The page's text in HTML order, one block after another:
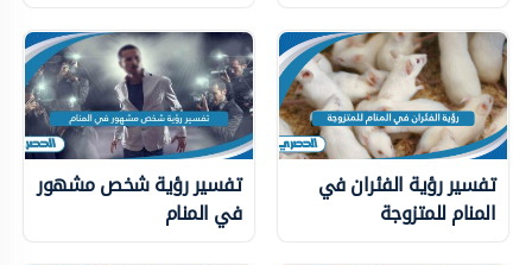
تفسير رؤية الفئران في
المنام للمتزوجة
تفسير رؤية شخص مشهور
في المنام